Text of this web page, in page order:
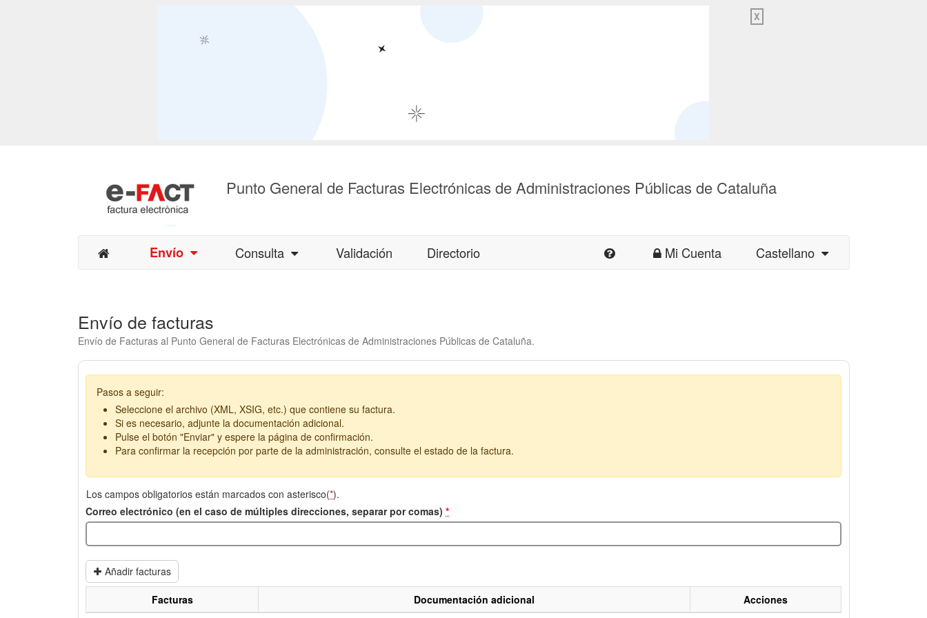
X
Punto General de Facturas Electrónicas de Administraciones Públicas de Cataluña
Envío Consulta Validación Directorio Mi Cuenta Castellano
Envío de facturas
Envío de Facturas al Punto General de Facturas Electrónicas de Administraciones Públicas de Cataluña.
Pasos a seguir:
Seleccione el archivo (XML, XSIG, etc.) que contiene su factura.
Si es necesario, adjunte la documentación adicional.
Pulse el botón "Enviar" y espere la página de confirmación.
Para confirmar la recepción por parte de la administración, consulte el estado de la factura.
Los campos obligatorios están marcados con asterisco(*).
Correo electrónico (en el caso de múltiples direcciones, separar por comas) *
Añadir facturas
Facturas Documentación adicional Acciones